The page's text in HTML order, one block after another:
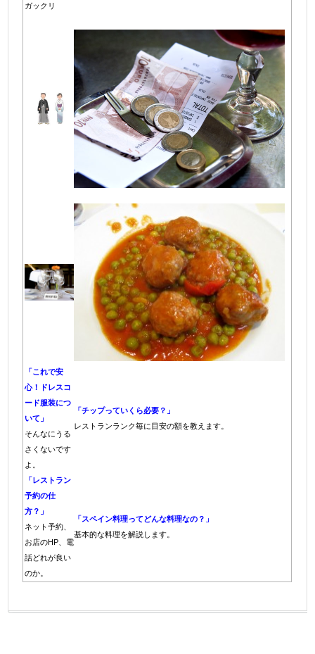
ガックリ
「これで安
心！ドレスコ
ード服装につ
いて」
そんなにうる
さくないです
よ。
「チップっていくら必要？」
レストランランク毎に目安の額を教えます。
「レストラン
予約の仕
方？」
ネット予約、
お店のHP、電
話どれが良い
のか。
「スペイン料理ってどんな料理なの？」
基本的な料理を解説します。